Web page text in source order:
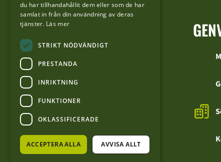
du har tillhandahållit dem eller som de har
samlat in från din användning av deras
tjänster. Läs mer
STRIKT NÖDVÄNDIGT
PRESTANDA
INRIKTNING
FUNKTIONER
OKLASSIFICERADE
ACCEPTERA ALLA AVVISA ALLT